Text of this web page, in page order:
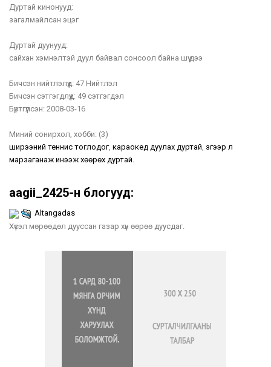
Дуртай кинонууд:
загалмайлсан эцэг
Дуртай дуунууд:
сайхан хэмнэлтэй дуул байвал сонсоол байна шүү дээ
Бичсэн нийтлэлүүд: 47 Нийтлэл
Бичсэн сэтгэгдлүүд: 49 сэтгэгдэл
Бүртгүүлсэн: 2008-03-16
Миний сонирхол, хобби: (3)
ширээний теннис тоглодог, караокед дуулах дуртай, зүгээр л
марзаганаж инээж хөөрөх дуртай.
aagii_2425-н блогууд:
Altangadas
Хүсэл мөрөөдөл дууссан газар хүн өөрөө дуусдаг.